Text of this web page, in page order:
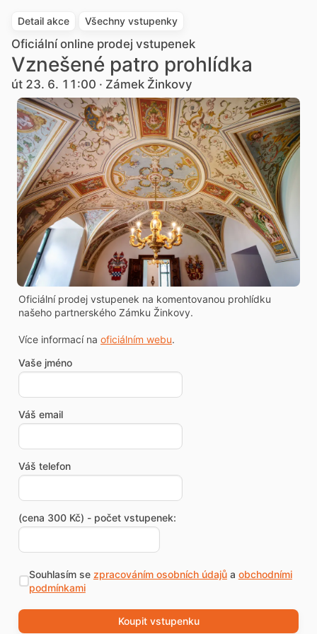
Detail akce Všechny vstupenky
Oficiální online prodej vstupenek
Vznešené patro prohlídka
út 23. 6. 11:00 · Zámek Žinkovy
Oficiální prodej vstupenek na komentovanou prohlídku
našeho partnerského Zámku Žinkovy.
Více informací na oficiálním webu.
Vaše jméno
Váš email
Váš telefon
(cena 300 Kč) - počet vstupenek:
Souhlasím se zpracováním osobních údajůa obchodními
podmínkami
Koupit vstupenku